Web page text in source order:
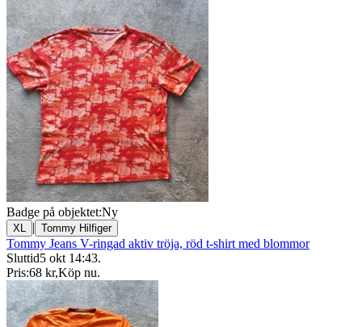
Badge på objektet:Ny
XL | Tommy Hilfiger
Tommy Jeans V-ringad aktiv tröja, röd t-shirt med blommor
Sluttid5 okt 14:43.
Pris:68 kr,Köp nu.